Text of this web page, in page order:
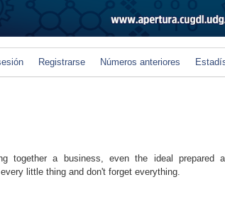
Registrarse Números anteriores
together a business, even the ideal prepared
little thing and don't forget everything.